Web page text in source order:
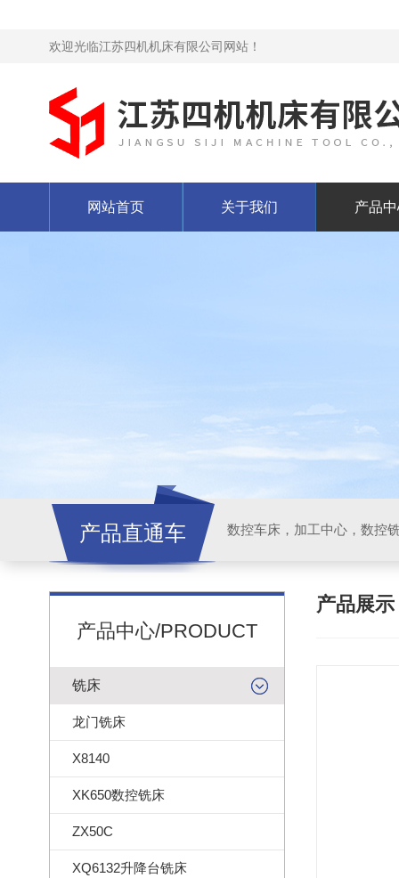
欢迎光临江苏四机机床有限公司网站！
网站首页 关于我们 产品
产品直通车
产品中心/PRODUCT
铣床
龙门铣床
X8140
XK650数控铣床
ZX50C
XQ6132升降台铣床
产品展示